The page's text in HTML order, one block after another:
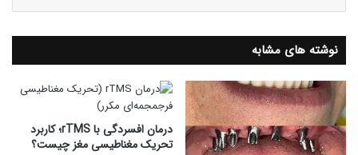
نوشته های مشابه
درمان افسردگی با rTMS؛ کاربرد
تحریک مغناطیسی مغز چیست؟